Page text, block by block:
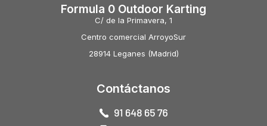
Formula 0 Outdoor Karting
C/ de la Primavera, 1
Centro comercial ArroyoSur
28914 Leganes (Madrid)
Contáctanos